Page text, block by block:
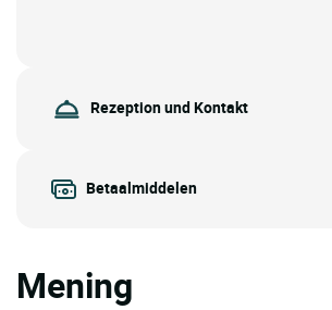
Rezeption und Kontakt
Betaalmiddelen
Mening